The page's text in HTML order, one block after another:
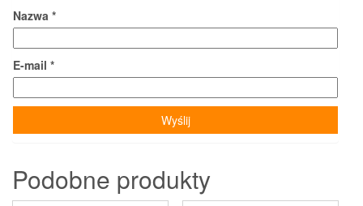
Nazwa *
E-mail *
Podobne produkty